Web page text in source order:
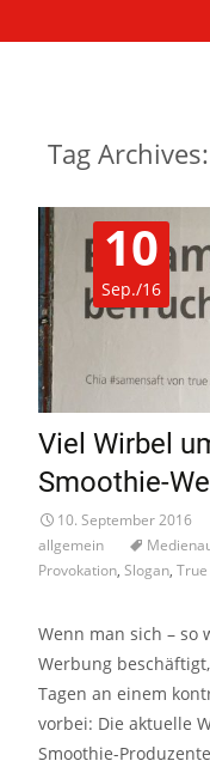
Tag
10
Sep./16
Viel Wirbel
Smoothie-
10. September 2016
allgemein
Provokation, Slogan,
Wenn man sich –
Werbung
Tagen an einem
vorbei: Die aktuelle
Smoothie-